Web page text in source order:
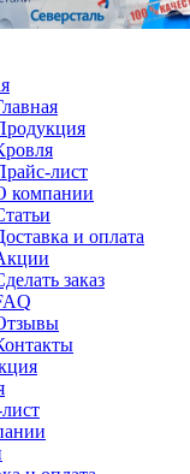
лист
компании
и оплата
заказ